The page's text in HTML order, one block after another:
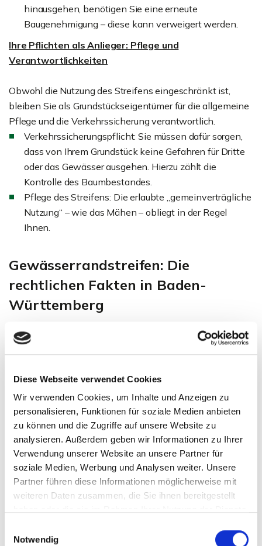
Diese Webseite verwendet Cookies
Wir verwenden Cookies, um Inhalte und Anzeigen zu
personalisieren, Funktionen für soziale Medien anbieten
zu können und die Zugriffe auf unsere Website zu
analysieren. Außerdem geben wir Informationen zu Ihrer
Verwendung unserer Website an unsere Partner für
soziale Medien, Werbung und Analysen weiter. Unsere
Partner führen diese Informationen möglicherweise mit
weiteren Daten zusammen, die Sie ihnen bereitgestellt
Notwendig
hinausgehen, benötigen Sie eine erneute
Baugenehmigung – diese kann verweigert werden.
Ihre Pflichten als Anlieger: Pflege und
Verantwortlichkeiten
Obwohl die Nutzung des Streifens eingeschränkt ist,
bleiben Sie als Grundstückseigentümer für die allgemeine
Pflege und die Verkehrssicherung verantwortlich.
Verkehrssicherungspflicht: Sie müssen dafür sorgen,
dass von Ihrem Grundstück keine Gefahren für Dritte
oder das Gewässer ausgehen. Hierzu zählt die
Kontrolle des Baumbestandes.
Pflege des Streifens: Die erlaubte „gemeinverträgliche
Nutzung“ – wie das Mähen – obliegt in der Regel
Ihnen.
Gewässerrandstreifen: Die
rechtlichen Fakten in Baden-
Württemberg
Der Gewässerrandstreifen dient dem Schutz unserer
Gewässer und ist Teil der öffentlichen Ordnung. Für Sie
als Immobilieneigentümer bedeutet das: Ihr privates
Eigentumsrecht wird durch übergeordnete öffentliche
Was ist ein Gewässerrandstreifen? Definition und
Zweck
Der Gewässerrandstreifen ist eine gesetzlich
vorgeschriebene Pufferzone entlang der Uferlinie von
Flüssen, Bächen und Seen. Er soll die Gewässer und
Uferzonen vor negativen Einflüssen aus der Landnutzung